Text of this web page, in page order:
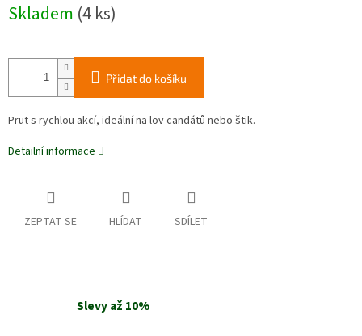
cena:
Skladem (4 ks)
Přidat do košíku
Prut s rychlou akcí, ideální na lov candátů nebo štik.
Detailní informace
ZEPTAT SE HLÍDAT SDÍLET
Slevy až 10%